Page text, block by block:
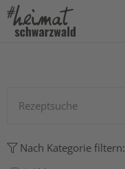
Nach Kategorie filtern: